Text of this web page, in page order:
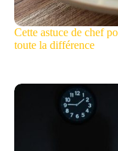
Cette astuce de chef
toute la différence